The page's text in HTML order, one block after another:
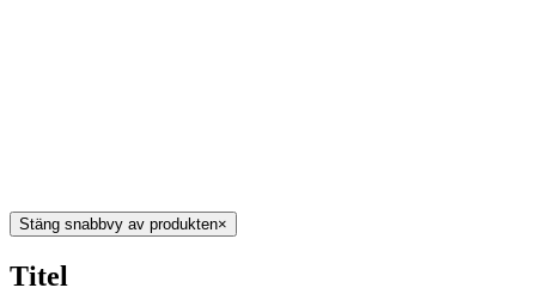
Stäng snabbvy av produkten×
Titel